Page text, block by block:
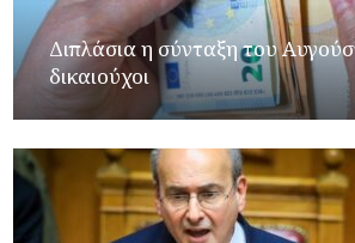
Διπλάσια η σύνταξη του
δικαιούχοι